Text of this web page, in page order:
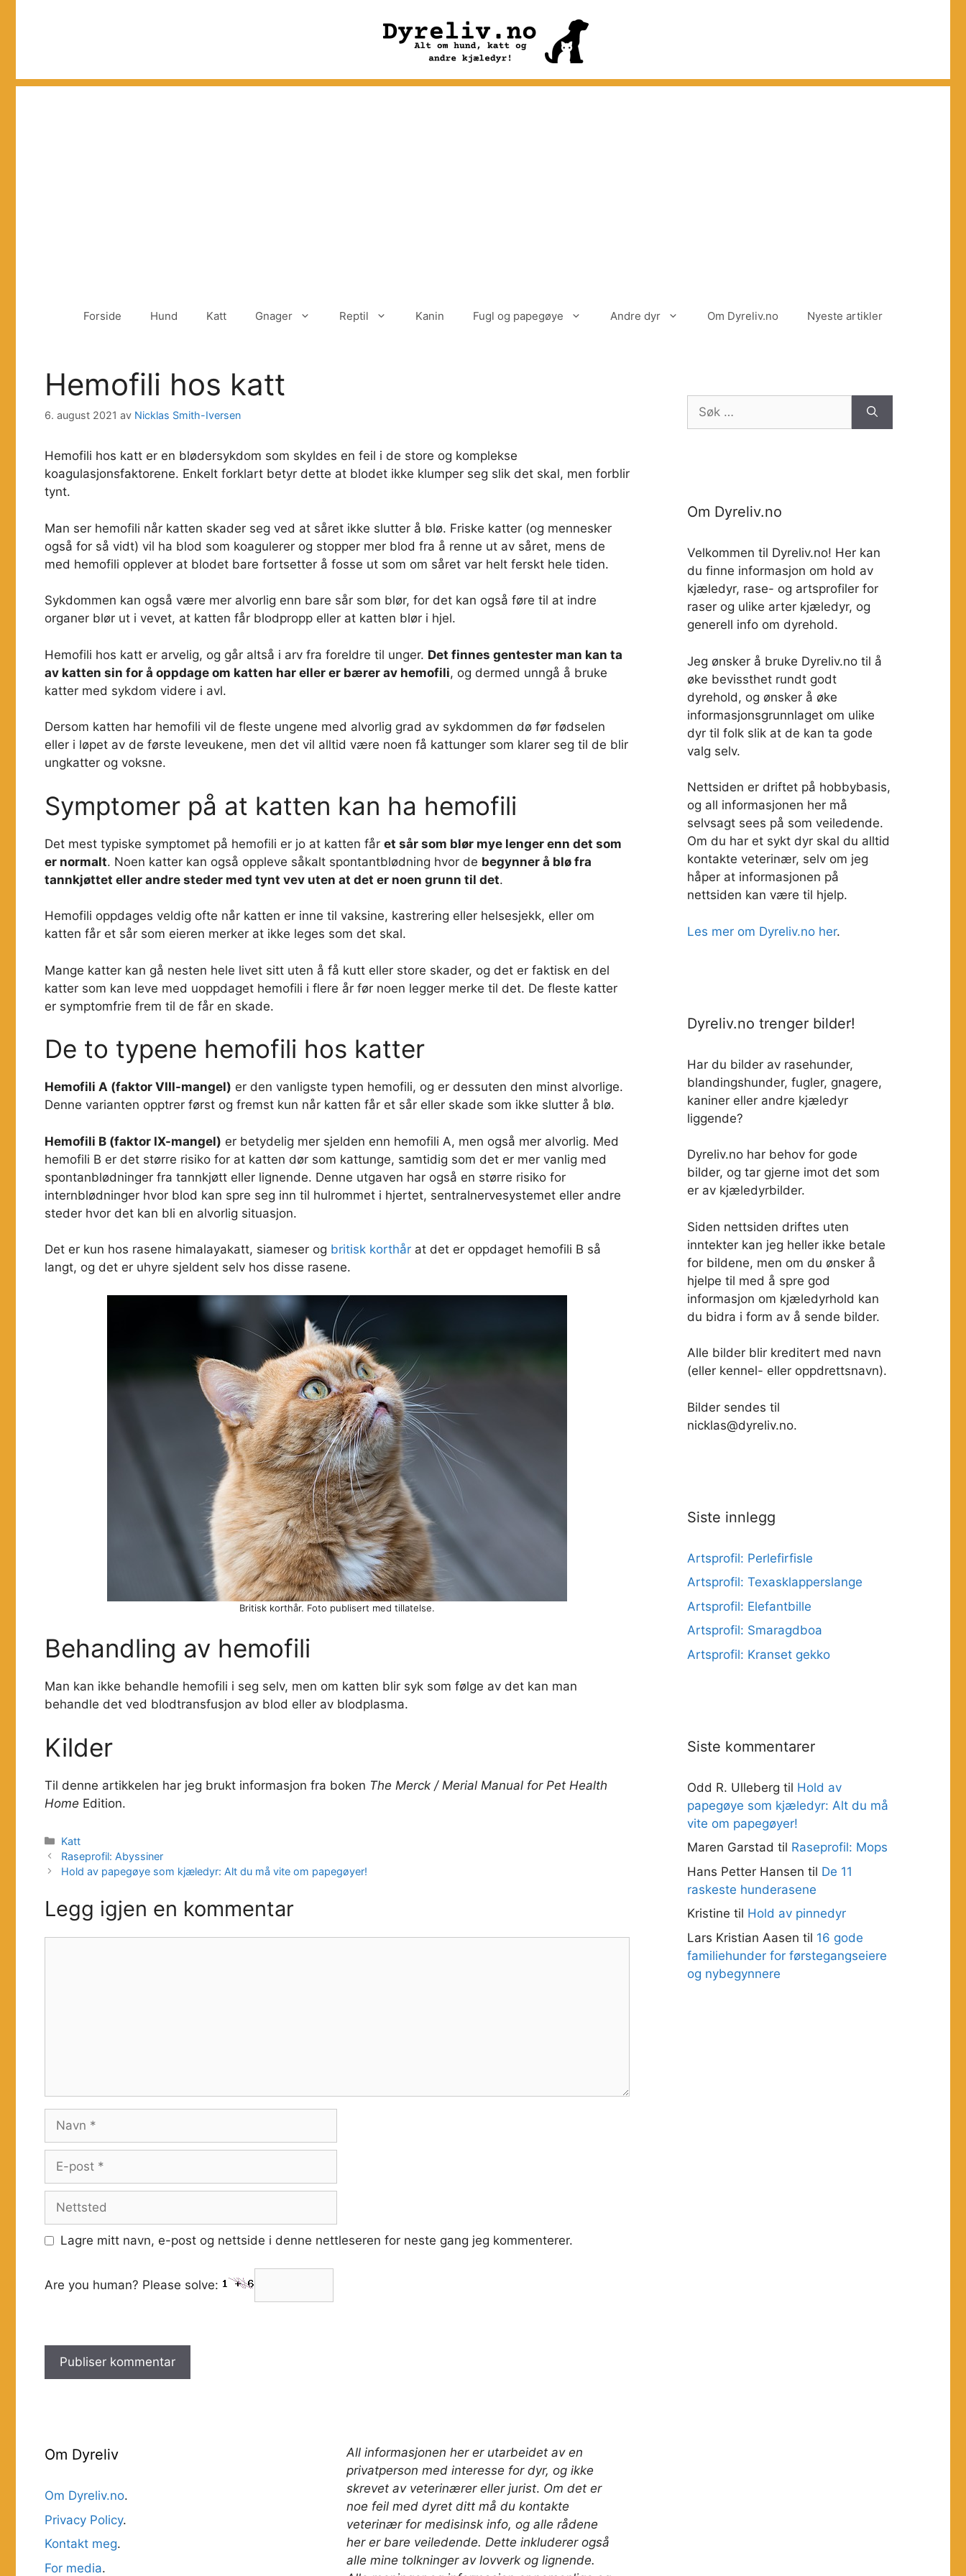
Forside Hund Katt Gnager Reptil Kanin Fugl og papegøye Andre dyr Om Dyreliv.no Nyeste artikler
Hemofili hos katt
6. august 2021 av Nicklas Smith-Iversen
Hemofili hos katt er en blødersykdom som skyldes en feil i de store og komplekse
koagulasjonsfaktorene. Enkelt forklart betyr dette at blodet ikke klumper seg slik det skal, men forblir
tynt.
Man ser hemofili når katten skader seg ved at såret ikke slutter å blø. Friske katter (og mennesker
også for så vidt) vil ha blod som koagulerer og stopper mer blod fra å renne ut av såret, mens de
med hemofili opplever at blodet bare fortsetter å fosse ut som om såret var helt ferskt hele tiden.
Sykdommen kan også være mer alvorlig enn bare sår som blør, for det kan også føre til at indre
organer blør ut i vevet, at katten får blodpropp eller at katten blør i hjel.
Hemofili hos katt er arvelig, og går altså i arv fra foreldre til unger. Det finnes gentester man kan ta
av katten sin for å oppdage om katten har eller er bærer av hemofili, og dermed unngå å bruke
katter med sykdom videre i avl.
Dersom katten har hemofili vil de fleste ungene med alvorlig grad av sykdommen dø før fødselen
eller i løpet av de første leveukene, men det vil alltid være noen få kattunger som klarer seg til de blir
ungkatter og voksne.
Symptomer på at katten kan ha hemofili
Det mest typiske symptomet på hemofili er jo at katten får et sår som blør mye lenger enn det som
er normalt. Noen katter kan også oppleve såkalt spontantblødning hvor de begynner å blø fra
tannkjøttet eller andre steder med tynt vev uten at det er noen grunn til det.
Hemofili oppdages veldig ofte når katten er inne til vaksine, kastrering eller helsesjekk, eller om
katten får et sår som eieren merker at ikke leges som det skal.
Mange katter kan gå nesten hele livet sitt uten å få kutt eller store skader, og det er faktisk en del
katter som kan leve med uoppdaget hemofili i flere år før noen legger merke til det. De fleste katter
er symptomfrie frem til de får en skade.
De to typene hemofili hos katter
Hemofili A (faktor VIII-mangel) er den vanligste typen hemofili, og er dessuten den minst alvorlige.
Denne varianten opptrer først og fremst kun når katten får et sår eller skade som ikke slutter å blø.
Hemofili B (faktor IX-mangel) er betydelig mer sjelden enn hemofili A, men også mer alvorlig. Med
hemofili B er det større risiko for at katten dør som kattunge, samtidig som det er mer vanlig med
spontanblødninger fra tannkjøtt eller lignende. Denne utgaven har også en større risiko for
internblødninger hvor blod kan spre seg inn til hulrommet i hjertet, sentralnervesystemet eller andre
steder hvor det kan bli en alvorlig situasjon.
Det er kun hos rasene himalayakatt, siameser og britisk korthår at det er oppdaget hemofili B så
langt, og det er uhyre sjeldent selv hos disse rasene.
Britisk korthår. Foto publisert med tillatelse.
Behandling av hemofili
Man kan ikke behandle hemofili i seg selv, men om katten blir syk som følge av det kan man
behandle det ved blodtransfusjon av blod eller av blodplasma.
Kilder
Til denne artikkelen har jeg brukt informasjon fra boken The Merck / Merial Manual for Pet Health
Home Edition.
Kategorier
Katt
Raseprofil: Abyssiner
Hold av papegøye som kjæledyr: Alt du må vite om papegøyer!
Legg igjen en kommentar
Navn
Nettsted
Lagre mitt navn, e-post og nettside i denne nettleseren for neste gang jeg kommenterer.
Are you human? Please solve:
Søk
etter:
Om Dyreliv.no
Velkommen til Dyreliv.no! Her kan
du finne informasjon om hold av
kjæledyr, rase- og artsprofiler for
raser og ulike arter kjæledyr, og
generell info om dyrehold.
Jeg ønsker å bruke Dyreliv.no til å
øke bevissthet rundt godt
dyrehold, og ønsker å øke
informasjonsgrunnlaget om ulike
dyr til folk slik at de kan ta gode
valg selv.
Nettsiden er driftet på hobbybasis,
og all informasjonen her må
selvsagt sees på som veiledende.
Om du har et sykt dyr skal du alltid
kontakte veterinær, selv om jeg
håper at informasjonen på
nettsiden kan være til hjelp.
Les mer om Dyreliv.no her.
Dyreliv.no trenger bilder!
Har du bilder av rasehunder,
blandingshunder, fugler, gnagere,
kaniner eller andre kjæledyr
liggende?
Dyreliv.no har behov for gode
bilder, og tar gjerne imot det som
er av kjæledyrbilder.
Siden nettsiden driftes uten
inntekter kan jeg heller ikke betale
for bildene, men om du ønsker å
hjelpe til med å spre god
informasjon om kjæledyrhold kan
du bidra i form av å sende bilder.
Alle bilder blir kreditert med navn
(eller kennel- eller oppdrettsnavn).
Bilder sendes til
nicklas@dyreliv.no.
Siste innlegg
Artsprofil: Perlefirfisle
Artsprofil: Texasklapperslange
Artsprofil: Elefantbille
Artsprofil: Smaragdboa
Artsprofil: Kranset gekko
Siste kommentarer
Odd R. Ulleberg til Hold av
papegøye som kjæledyr: Alt du må
vite om papegøyer!
Maren Garstad til Raseprofil: Mops
Hans Petter Hansen til De 11
raskeste hunderasene
Kristine til Hold av pinnedyr
Lars Kristian Aasen til 16 gode
familiehunder for førstegangseiere
og nybegynnere
Om Dyreliv
Om Dyreliv.no.
Privacy Policy.
Kontakt meg.
For media.
All informasjonen her er utarbeidet av en
privatperson med interesse for dyr, og ikke
skrevet av veterinærereller jurist. Om det er
noe feil med dyret ditt må du kontakte
veterinær for medisinsk info, og alle rådene
her er bare veiledende. Dette inkluderer også
alle mine tolkninger av lovverk og lignende.